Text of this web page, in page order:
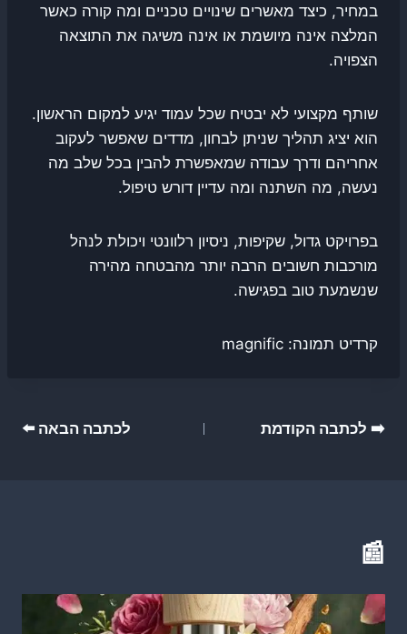
במחיר, כיצד מאשרים שינויים טכניים ומה קורה כאשר
המלצה אינה מיושמת או אינה משיגה את התוצאה
הצפויה.
שותף מקצועי לא יבטיח שכל עמוד יגיע למקום הראשון.
הוא יציג תהליך שניתן לבחון, מדדים שאפשר לעקוב
אחריהם ודרך עבודה שמאפשרת להבין בכל שלב מה
נעשה, מה השתנה ומה עדיין דורש טיפול.
בפרויקט גדול, שקיפות, ניסיון רלוונטי ויכולת לנהל
מורכבות חשובים הרבה יותר מהבטחה מהירה
שנשמעת טוב בפגישה.
קרדיט תמונה: magnific
ניווט
➡️ לכתבה הקודמת לכתבה הבאה ⬅️
📰